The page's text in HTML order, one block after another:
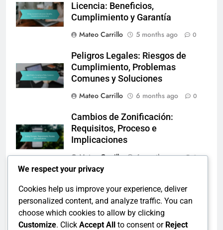
Licencia: Beneficios,
Cumplimiento y Garantía
Mateo Carrillo
5 months ago 0
Peligros Legales: Riesgos de
Cumplimiento, Problemas
Comunes y Soluciones
Mateo Carrillo
6 months ago 0
Cambios de Zonificación:
Requisitos, Proceso e
Implicaciones
Mateo Carrillo
6 months ago 0
Cumplimiento, Requisitos y
Actualizaciones
Mateo Carrillo
6 months ago
We respect your privacy
Cookies help us improve your experience, deliver
personalized content, and analyze traffic. You can
choose which cookies to allow by clicking
Customize. Click Accept All to consent or Reject